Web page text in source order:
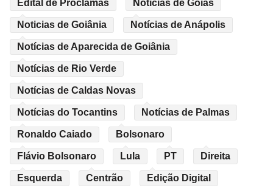
Edital de Proclamas Noticias de Goiás
Noticias de Goiânia Notícias de Anápolis
Notícias de Aparecida de Goiânia
Notícias de Rio Verde
Notícias de Caldas Novas
Notícias do Tocantins Notícias de Palmas
Ronaldo Caiado Bolsonaro
Flávio Bolsonaro Lula PT Direita
Esquerda Centrão Edição Digital